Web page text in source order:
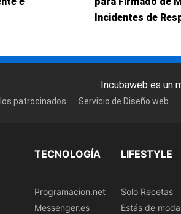
Incidentes de
Incubaweb es un
patrocinados Servicio de Diseño web
TECNOLOGÍA
Programacion.net
Messenger.es
LIFESTYLE
Solo Recetas
Estás de moda